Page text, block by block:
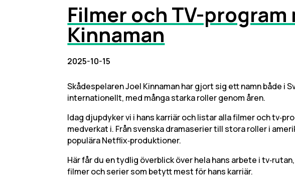
Filmer och TV-program
Kinnaman
2025-10-15
Skådespelaren Joel Kinnaman har gjort sig ett namn både i
internationellt, med många starka roller genom åren.
Idag djupdyker vi i hans karriär och listar alla filmer och
medverkat i. Från svenska dramaserier till stora roller i
populära Netflix‑produktioner.
Här får du en tydlig överblick över hela hans arbete i
filmer och serier som betytt mest för hans karriär.